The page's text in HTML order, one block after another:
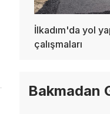
İlkadım'da yol
çalışmaları
Bakmadan